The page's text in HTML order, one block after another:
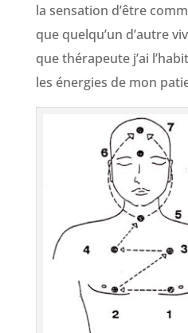
la sensation d’être
que quelqu’un d’autre
que thérapeute j’ai
les énergies de mon